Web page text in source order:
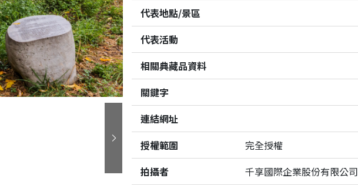
下一張
代表地點/景區
代表活動
相關典藏品資料
關鍵字
連結網址
授權範圍
完全授權
拍攝者
千享國際企業股份有限公司